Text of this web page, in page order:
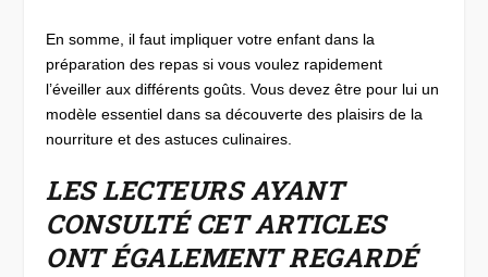
En somme, il faut impliquer votre enfant dans la
préparation des repas si vous voulez rapidement
l’éveiller aux différents goûts. Vous devez être pour lui un
modèle essentiel dans sa découverte des plaisirs de la
nourriture et des astuces culinaires.
LES LECTEURS AYANT
CONSULTÉ CET ARTICLES
ONT ÉGALEMENT REGARDÉ